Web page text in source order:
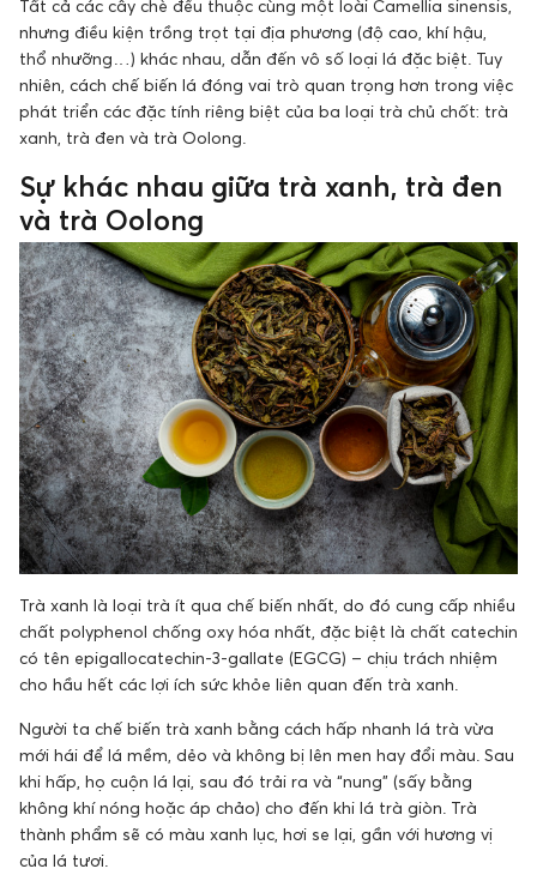
Tất cả các cây chè đều thuộc cùng một loài Camellia sinensis,
nhưng điều kiện trồng trọt tại địa phương (độ cao, khí hậu,
thổ nhưỡng…) khác nhau, dẫn đến vô số loại lá đặc biệt. Tuy
nhiên, cách chế biến lá đóng vai trò quan trọng hơn trong việc
phát triển các đặc tính riêng biệt của ba loại trà chủ chốt: trà
xanh, trà đen và trà Oolong.
Sự khác nhau giữa trà xanh, trà đen
và trà Oolong
Trà xanh là loại trà ít qua chế biến nhất, do đó cung cấp nhiều
chất polyphenol chống oxy hóa nhất, đặc biệt là chất catechin
có tên epigallocatechin-3-gallate (EGCG) – chịu trách nhiệm
cho hầu hết các lợi ích sức khỏe liên quan đến trà xanh.
Người ta chế biến trà xanh bằng cách hấp nhanh lá trà vừa
mới hái để lá mềm, dẻo và không bị lên men hay đổi màu. Sau
khi hấp, họ cuộn lá lại, sau đó trải ra và “nung” (sấy bằng
không khí nóng hoặc áp chảo) cho đến khi lá trà giòn. Trà
thành phẩm sẽ có màu xanh lục, hơi se lại, gần với hương vị
của lá tươi.